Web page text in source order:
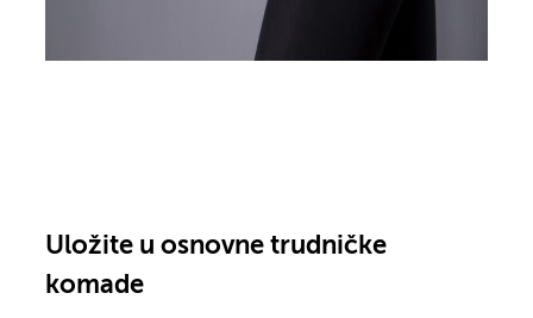
Uložite u osnovne trudničke
komade